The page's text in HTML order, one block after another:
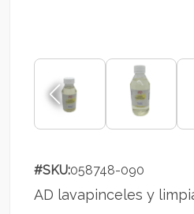
#SKU:058748-090
AD lavapinceles y